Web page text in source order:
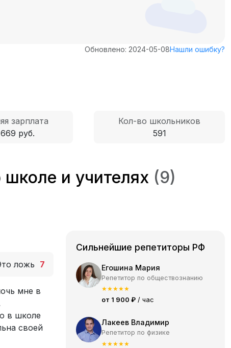
Обновлено: 2024-05-08Нашли ошибку?
зарплата
руб.
Кол-во школьников
591
и учителях (9)
ложь 7
мне в
в школе
своей
Сильнейшие репетиторы РФ
Егошина Мария
Репетитор по обществознанию
★★★★★
от 1 900 ₽ / час
Лакеев Владимир
Репетитор по физике
★★★★★